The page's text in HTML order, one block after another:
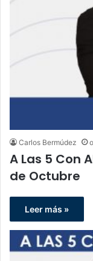
Carlos Bermúdez
A Las 5 Con
de Octubre
Leer más »